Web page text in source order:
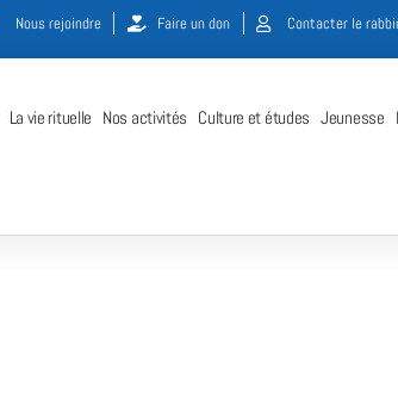
Nous rejoindre Faire un don Contacter le
La vie rituelle Nos activités Culture et études Jeunesse